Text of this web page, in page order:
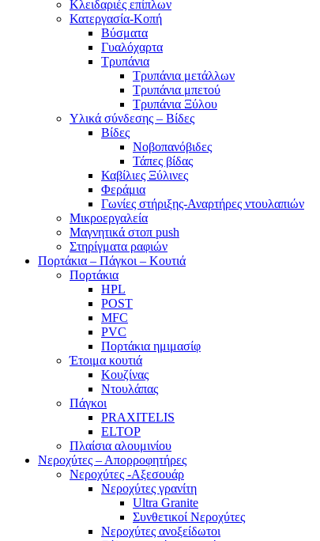
Κλειδαριές επίπλων
Κατεργασία-Κοπή
Βύσματα
Γυαλόχαρτα
Τρυπάνια
Τρυπάνια μετάλλων
Τρυπάνια μπετού
Τρυπάνια Ξύλου
Υλικά σύνδεσης – Βίδες
Βίδες
Νοβοπανόβιδες
Τάπες βίδας
Καβίλιες Ξύλινες
Φεράμια
Γωνίες στήριξης-Αναρτήρες ντουλαπιών
Μικροεργαλεία
Μαγνητικά στοπ push
Στηρίγματα ραφιών
Πορτάκια – Πάγκοι – Κουτιά
Πορτάκια
HPL
POST
MFC
PVC
Πορτάκια ημιμασίφ
Έτοιμα κουτιά
Κουζίνας
Ντουλάπας
Πάγκοι
PRAXITELIS
ELTOP
Πλαίσια αλουμινίου
Νεροχύτες – Απορροφητήρες
Νεροχύτες -Αξεσουάρ
Νεροχύτες γρανίτη
Ultra Granite
Συνθετικοί Νεροχύτες
Νεροχύτες ανοξείδωτοι